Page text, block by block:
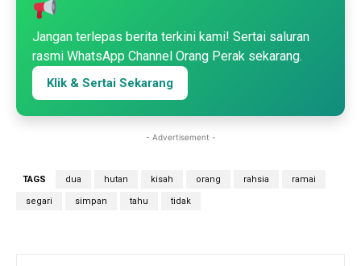
Jangan terlepas berita terkini kami! Sertai saluran
rasmi WhatsApp Channel Orang Perak sekarang.
Klik & Sertai Sekarang
- Advertisement -
TAGS dua hutan kisah orang rahsia ramai
segari simpan tahu tidak